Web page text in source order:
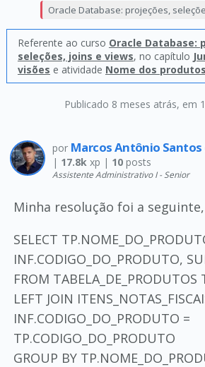
Publicado 8 meses atrás, em
Oracle Database: projeções,
Referente ao curso Oracle Database:
seleções, joins e views, no capítulo
visões e atividade Nome dos produtos
por Marcos Antônio Santos
| 17.8kxp | 10posts
Assistente Administrativo I - Senior
Minha resolução foi a seguinte,
SELECT
INF.CODIGO_DO_PRODUTO,
FROM TABELA_DE_PRODUTOS
LEFT JOIN
INF.CODIGO_DO_PRODUTO =
TP.CODIGO_DO_PRODUTO
GROUP BY